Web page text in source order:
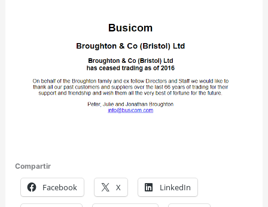
Compartir
Facebook X LinkedIn